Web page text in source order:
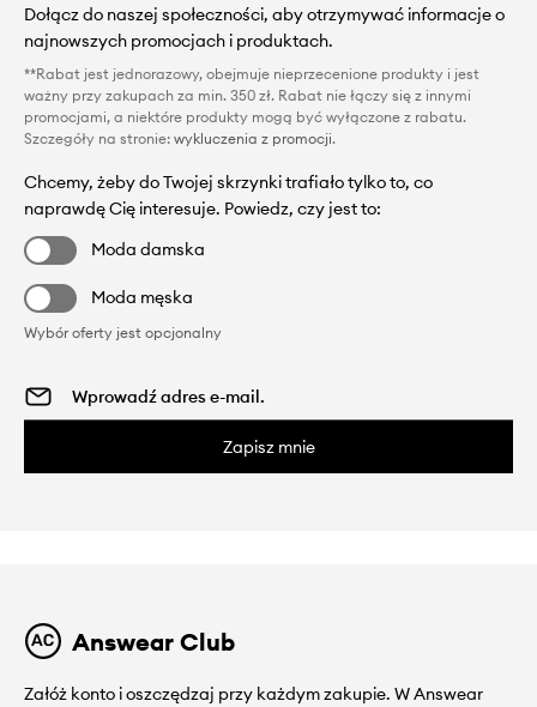
Dołącz do naszej społeczności, aby otrzymywać informacje o
najnowszych promocjach i produktach.
**Rabat jest jednorazowy, obejmuje nieprzecenione produkty i jest
ważny przy zakupach za min. 350 zł. Rabat nie łączy się z innymi
promocjami, a niektóre produkty mogą być wyłączone z rabatu.
Szczegóły na stronie: wykluczenia z promocji.
Chcemy, żeby do Twojej skrzynki trafiało tylko to, co
naprawdę Cię interesuje. Powiedz, czy jest to:
Moda damska
Moda męska
Wybór oferty jest opcjonalny
Zapisz mnie
Answear Club
Załóż konto i oszczędzaj przy każdym zakupie. W Answear